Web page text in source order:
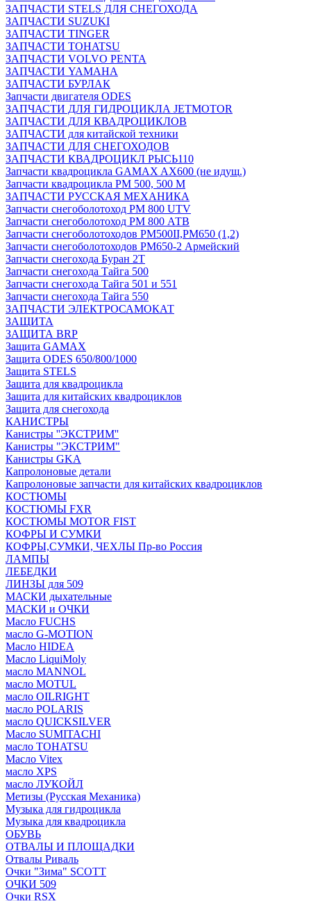
ЗАПЧАСТИ STELS ДЛЯ СНЕГОХОДА
ЗАПЧАСТИ SUZUKI
ЗАПЧАСТИ TINGER
ЗАПЧАСТИ TOHATSU
ЗАПЧАСТИ VOLVO PENTA
ЗАПЧАСТИ YAMAHA
ЗАПЧАСТИ БУРЛАК
Запчасти двигателя ODES
ЗАПЧАСТИ ДЛЯ ГИДРОЦИКЛА JETMOTOR
ЗАПЧАСТИ ДЛЯ КВАДРОЦИКЛОВ
ЗАПЧАСТИ для китайской техники
ЗАПЧАСТИ ДЛЯ СНЕГОХОДОВ
ЗАПЧАСТИ КВАДРОЦИКЛ РЫСЬ110
Запчасти квадроцикла GAMAX AX600 (не идущ.)
Запчасти квадроцикла РМ 500, 500 М
ЗАПЧАСТИ РУССКАЯ МЕХАНИКА
Запчасти снегоболотоход РМ 800 UTV
Запчасти снегоболотоход РМ 800 АТВ
Запчасти снегоболотоходов РМ500II,РМ650 (1,2)
Запчасти снегоболотоходов РМ650-2 Армейский
Запчасти снегохода Буран 2Т
Запчасти снегохода Тайга 500
Запчасти снегохода Тайга 501 и 551
Запчасти снегохода Тайга 550
ЗАПЧАСТИ ЭЛЕКТРОСАМОКАТ
ЗАЩИТА
ЗАЩИТА BRP
Защита GAMAX
Защита ODES 650/800/1000
Защита STELS
Защита для квадроцикла
Защита для китайских квадроциклов
Защита для снегохода
КАНИСТРЫ
Канистры ''ЭКСТРИМ''
Канистры "ЭКСТРИМ"
Канистры GKA
Капролоновые детали
Капролоновые запчасти для китайских квадроциклов
КОСТЮМЫ
КОСТЮМЫ FXR
КОСТЮМЫ MOTOR FIST
КОФРЫ И СУМКИ
КОФРЫ,СУМКИ, ЧЕХЛЫ Пр-во Россия
ЛАМПЫ
ЛЕБЕДКИ
ЛИНЗЫ для 509
МАСКИ дыхательные
МАСКИ и ОЧКИ
Масло FUCHS
масло G-MOTION
Масло HIDEA
Масло LiquiMoly
масло MANNOL
масло MOTUL
масло OILRIGHT
масло POLARIS
масло QUICKSILVER
Масло SUMITACHI
масло TOHATSU
Масло Vitex
масло XPS
масло ЛУКОЙЛ
Метизы (Русская Механика)
Музыка для гидроцикла
Музыка для квадроцикла
ОБУВЬ
ОТВАЛЫ И ПЛОЩАДКИ
Отвалы Риваль
Очки "Зима" SCOTT
ОЧКИ 509
Очки RSX